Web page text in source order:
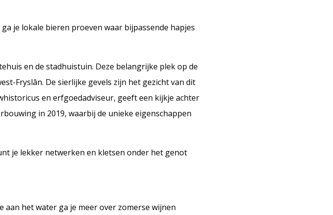
je lokale bieren proeven waar bijpassende hapjes
en de stadhuistuin. Deze belangrijke plek op de
Fryslân. De sierlijke gevels zijn het gezicht van dit
en erfgoedadviseur, geeft een kijkje achter
in 2019, waarbij de unieke eigenschappen
je lekker netwerken en kletsen onder het genot
aan het water ga je meer over zomerse wijnen